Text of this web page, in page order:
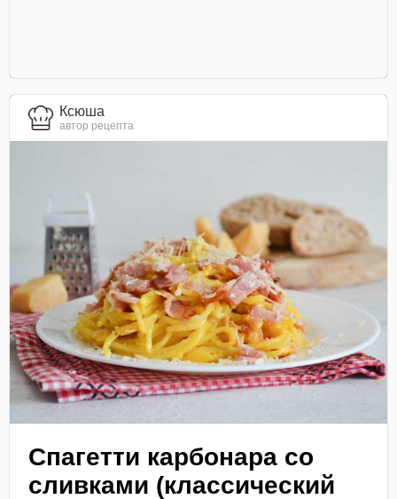
Ксюша
автор рецепта
Спагетти карбонара со
сливками (классический